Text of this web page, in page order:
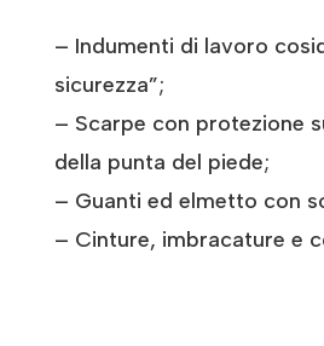
– Indumenti di lavoro
sicurezza”;
– Scarpe con protezione
della punta del piede;
– Guanti ed elmetto con
– Cinture, imbracature e